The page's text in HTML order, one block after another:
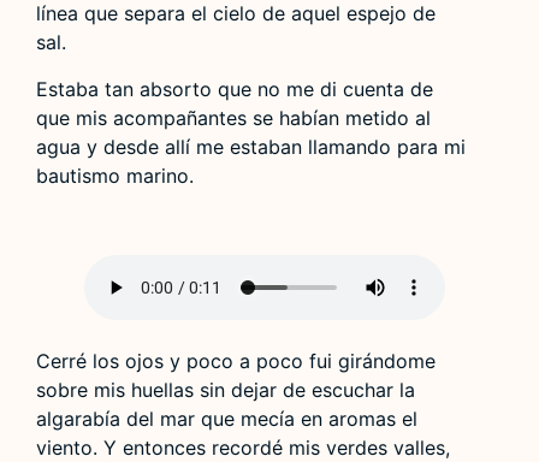
línea que separa el cielo de aquel espejo de
sal.
Estaba tan absorto que no me di cuenta de
que mis acompañantes se habían metido al
agua y desde allí me estaban llamando para mi
bautismo marino.
Cerré los ojos y poco a poco fui girándome
sobre mis huellas sin dejar de escuchar la
algarabía del mar que mecía en aromas el
viento. Y entonces recordé mis verdes valles,